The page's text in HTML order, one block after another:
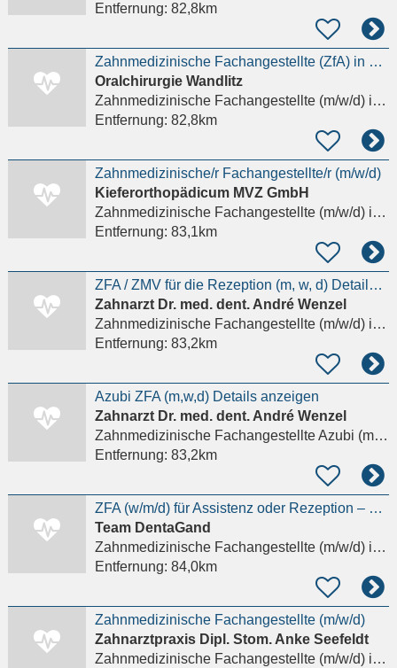
Entfernung: 82,8km
Zahnmedizinische Fachangestellte (ZfA) in Wandlitz Details anzeigen
Oralchirurgie Wandlitz
Zahnmedizinische Fachangestellte (m/w/d)in Wandlitz
Entfernung: 82,8km
Zahnmedizinische/r Fachangestellte/r (m/w/d)
Kieferorthopädicum MVZ GmbH
Zahnmedizinische Fachangestellte (m/w/d)in Berlin, Hermsdorf
Entfernung: 83,1km
ZFA / ZMV für die Rezeption (m, w, d) Details anzeigen
Zahnarzt Dr. med. dent. André Wenzel
Zahnmedizinische Fachangestellte (m/w/d)in Berlin
Entfernung: 83,2km
Azubi ZFA (m,w,d) Details anzeigen
Zahnarzt Dr. med. dent. André Wenzel
Zahnmedizinische Fachangestellte Azubi (m/w/d)
Entfernung: 83,2km
ZFA (w/m/d) für Assistenz oder Rezeption – mit Herz, Humor & Haltung Details anzeigen
Team DentaGand
Zahnmedizinische Fachangestellte (m/w/d)in Berlin
Entfernung: 84,0km
Zahnmedizinische Fachangestellte (m/w/d)
Zahnarztpraxis Dipl. Stom. Anke Seefeldt
Zahnmedizinische Fachangestellte (m/w/d)in Altentreptow